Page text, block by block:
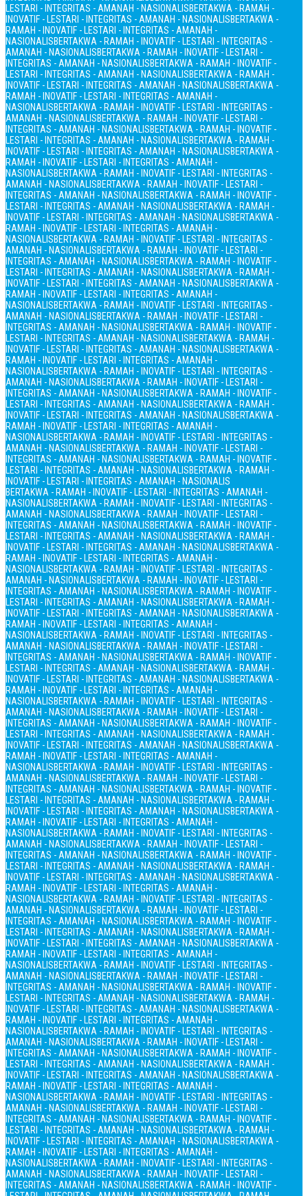
LESTARI - INTEGRITAS - AMANAH - NASIONALISBERTAKWA - RAMAH -
INOVATIF - LESTARI - INTEGRITAS - AMANAH - NASIONALISBERTAKWA -
RAMAH - INOVATIF - LESTARI - INTEGRITAS - AMANAH -
NASIONALISBERTAKWA - RAMAH - INOVATIF - LESTARI - INTEGRITAS -
AMANAH - NASIONALISBERTAKWA - RAMAH - INOVATIF - LESTARI -
INTEGRITAS - AMANAH - NASIONALISBERTAKWA - RAMAH - INOVATIF -
LESTARI - INTEGRITAS - AMANAH - NASIONALISBERTAKWA - RAMAH -
INOVATIF - LESTARI - INTEGRITAS - AMANAH - NASIONALISBERTAKWA -
RAMAH - INOVATIF - LESTARI - INTEGRITAS - AMANAH -
NASIONALISBERTAKWA - RAMAH - INOVATIF - LESTARI - INTEGRITAS -
AMANAH - NASIONALISBERTAKWA - RAMAH - INOVATIF - LESTARI -
INTEGRITAS - AMANAH - NASIONALISBERTAKWA - RAMAH - INOVATIF -
LESTARI - INTEGRITAS - AMANAH - NASIONALISBERTAKWA - RAMAH -
INOVATIF - LESTARI - INTEGRITAS - AMANAH - NASIONALISBERTAKWA -
RAMAH - INOVATIF - LESTARI - INTEGRITAS - AMANAH -
NASIONALISBERTAKWA - RAMAH - INOVATIF - LESTARI - INTEGRITAS -
AMANAH - NASIONALISBERTAKWA - RAMAH - INOVATIF - LESTARI -
INTEGRITAS - AMANAH - NASIONALISBERTAKWA - RAMAH - INOVATIF -
LESTARI - INTEGRITAS - AMANAH - NASIONALISBERTAKWA - RAMAH -
INOVATIF - LESTARI - INTEGRITAS - AMANAH - NASIONALISBERTAKWA -
RAMAH - INOVATIF - LESTARI - INTEGRITAS - AMANAH -
NASIONALISBERTAKWA - RAMAH - INOVATIF - LESTARI - INTEGRITAS -
AMANAH - NASIONALISBERTAKWA - RAMAH - INOVATIF - LESTARI -
INTEGRITAS - AMANAH - NASIONALISBERTAKWA - RAMAH - INOVATIF -
LESTARI - INTEGRITAS - AMANAH - NASIONALISBERTAKWA - RAMAH -
INOVATIF - LESTARI - INTEGRITAS - AMANAH - NASIONALISBERTAKWA -
RAMAH - INOVATIF - LESTARI - INTEGRITAS - AMANAH -
NASIONALISBERTAKWA - RAMAH - INOVATIF - LESTARI - INTEGRITAS -
AMANAH - NASIONALISBERTAKWA - RAMAH - INOVATIF - LESTARI -
INTEGRITAS - AMANAH - NASIONALISBERTAKWA - RAMAH - INOVATIF -
LESTARI - INTEGRITAS - AMANAH - NASIONALISBERTAKWA - RAMAH -
INOVATIF - LESTARI - INTEGRITAS - AMANAH - NASIONALISBERTAKWA -
RAMAH - INOVATIF - LESTARI - INTEGRITAS - AMANAH -
NASIONALISBERTAKWA - RAMAH - INOVATIF - LESTARI - INTEGRITAS -
AMANAH - NASIONALISBERTAKWA - RAMAH - INOVATIF - LESTARI -
INTEGRITAS - AMANAH - NASIONALISBERTAKWA - RAMAH - INOVATIF -
LESTARI - INTEGRITAS - AMANAH - NASIONALISBERTAKWA - RAMAH -
INOVATIF - LESTARI - INTEGRITAS - AMANAH - NASIONALISBERTAKWA -
RAMAH - INOVATIF - LESTARI - INTEGRITAS - AMANAH -
NASIONALISBERTAKWA - RAMAH - INOVATIF - LESTARI - INTEGRITAS -
AMANAH - NASIONALISBERTAKWA - RAMAH - INOVATIF - LESTARI -
INTEGRITAS - AMANAH - NASIONALISBERTAKWA - RAMAH - INOVATIF -
LESTARI - INTEGRITAS - AMANAH - NASIONALISBERTAKWA - RAMAH -
INOVATIF - LESTARI - INTEGRITAS - AMANAH - NASIONALIS
BERTAKWA - RAMAH - INOVATIF - LESTARI - INTEGRITAS - AMANAH -
NASIONALISBERTAKWA - RAMAH - INOVATIF - LESTARI - INTEGRITAS -
AMANAH - NASIONALISBERTAKWA - RAMAH - INOVATIF - LESTARI -
INTEGRITAS - AMANAH - NASIONALISBERTAKWA - RAMAH - INOVATIF -
LESTARI - INTEGRITAS - AMANAH - NASIONALISBERTAKWA - RAMAH -
INOVATIF - LESTARI - INTEGRITAS - AMANAH - NASIONALISBERTAKWA -
RAMAH - INOVATIF - LESTARI - INTEGRITAS - AMANAH -
NASIONALISBERTAKWA - RAMAH - INOVATIF - LESTARI - INTEGRITAS -
AMANAH - NASIONALISBERTAKWA - RAMAH - INOVATIF - LESTARI -
INTEGRITAS - AMANAH - NASIONALISBERTAKWA - RAMAH - INOVATIF -
LESTARI - INTEGRITAS - AMANAH - NASIONALISBERTAKWA - RAMAH -
INOVATIF - LESTARI - INTEGRITAS - AMANAH - NASIONALISBERTAKWA -
RAMAH - INOVATIF - LESTARI - INTEGRITAS - AMANAH -
NASIONALISBERTAKWA - RAMAH - INOVATIF - LESTARI - INTEGRITAS -
AMANAH - NASIONALISBERTAKWA - RAMAH - INOVATIF - LESTARI -
INTEGRITAS - AMANAH - NASIONALISBERTAKWA - RAMAH - INOVATIF -
LESTARI - INTEGRITAS - AMANAH - NASIONALISBERTAKWA - RAMAH -
INOVATIF - LESTARI - INTEGRITAS - AMANAH - NASIONALISBERTAKWA -
RAMAH - INOVATIF - LESTARI - INTEGRITAS - AMANAH -
NASIONALISBERTAKWA - RAMAH - INOVATIF - LESTARI - INTEGRITAS -
AMANAH - NASIONALISBERTAKWA - RAMAH - INOVATIF - LESTARI -
INTEGRITAS - AMANAH - NASIONALISBERTAKWA - RAMAH - INOVATIF -
LESTARI - INTEGRITAS - AMANAH - NASIONALISBERTAKWA - RAMAH -
INOVATIF - LESTARI - INTEGRITAS - AMANAH - NASIONALISBERTAKWA -
RAMAH - INOVATIF - LESTARI - INTEGRITAS - AMANAH -
NASIONALISBERTAKWA - RAMAH - INOVATIF - LESTARI - INTEGRITAS -
AMANAH - NASIONALISBERTAKWA - RAMAH - INOVATIF - LESTARI -
INTEGRITAS - AMANAH - NASIONALISBERTAKWA - RAMAH - INOVATIF -
LESTARI - INTEGRITAS - AMANAH - NASIONALISBERTAKWA - RAMAH -
INOVATIF - LESTARI - INTEGRITAS - AMANAH - NASIONALISBERTAKWA -
RAMAH - INOVATIF - LESTARI - INTEGRITAS - AMANAH -
NASIONALISBERTAKWA - RAMAH - INOVATIF - LESTARI - INTEGRITAS -
AMANAH - NASIONALISBERTAKWA - RAMAH - INOVATIF - LESTARI -
INTEGRITAS - AMANAH - NASIONALISBERTAKWA - RAMAH - INOVATIF -
LESTARI - INTEGRITAS - AMANAH - NASIONALISBERTAKWA - RAMAH -
INOVATIF - LESTARI - INTEGRITAS - AMANAH - NASIONALISBERTAKWA -
RAMAH - INOVATIF - LESTARI - INTEGRITAS - AMANAH -
NASIONALISBERTAKWA - RAMAH - INOVATIF - LESTARI - INTEGRITAS -
AMANAH - NASIONALISBERTAKWA - RAMAH - INOVATIF - LESTARI -
INTEGRITAS - AMANAH - NASIONALISBERTAKWA - RAMAH - INOVATIF -
LESTARI - INTEGRITAS - AMANAH - NASIONALISBERTAKWA - RAMAH -
INOVATIF - LESTARI - INTEGRITAS - AMANAH - NASIONALISBERTAKWA -
RAMAH - INOVATIF - LESTARI - INTEGRITAS - AMANAH -
NASIONALISBERTAKWA - RAMAH - INOVATIF - LESTARI - INTEGRITAS -
AMANAH - NASIONALISBERTAKWA - RAMAH - INOVATIF - LESTARI -
INTEGRITAS - AMANAH - NASIONALISBERTAKWA - RAMAH - INOVATIF -
LESTARI - INTEGRITAS - AMANAH - NASIONALISBERTAKWA - RAMAH -
INOVATIF - LESTARI - INTEGRITAS - AMANAH - NASIONALISBERTAKWA -
RAMAH - INOVATIF - LESTARI - INTEGRITAS - AMANAH -
NASIONALISBERTAKWA - RAMAH - INOVATIF - LESTARI - INTEGRITAS -
AMANAH - NASIONALISBERTAKWA - RAMAH - INOVATIF - LESTARI -
INTEGRITAS - AMANAH - NASIONALISBERTAKWA - RAMAH - INOVATIF -
LESTARI - INTEGRITAS - AMANAH - NASIONALISBERTAKWA - RAMAH -
INOVATIF - LESTARI - INTEGRITAS - AMANAH - NASIONALISBERTAKWA -
RAMAH - INOVATIF - LESTARI - INTEGRITAS - AMANAH -
NASIONALISBERTAKWA - RAMAH - INOVATIF - LESTARI - INTEGRITAS -
AMANAH - NASIONALISBERTAKWA - RAMAH - INOVATIF - LESTARI -
INTEGRITAS - AMANAH - NASIONALISBERTAKWA - RAMAH - INOVATIF -
LESTARI - INTEGRITAS - AMANAH - NASIONALISBERTAKWA - RAMAH -
INOVATIF - LESTARI - INTEGRITAS - AMANAH - NASIONALISBERTAKWA -
RAMAH - INOVATIF - LESTARI - INTEGRITAS - AMANAH -
NASIONALISBERTAKWA - RAMAH - INOVATIF - LESTARI - INTEGRITAS -
AMANAH - NASIONALISBERTAKWA - RAMAH - INOVATIF - LESTARI -
INTEGRITAS - AMANAH - NASIONALISBERTAKWA - RAMAH - INOVATIF -